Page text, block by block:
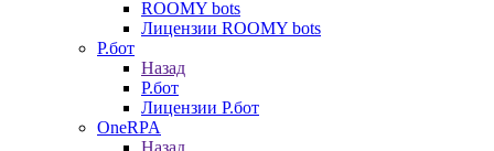
ROOMY bots
Лицензии ROOMY bots
Р.бот
Назад
Р.бот
Лицензии Р.бот
OneRPA
Назад